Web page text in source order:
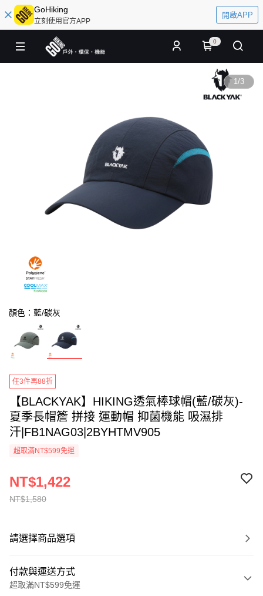
GoHiking
立刻使用官方APP
開啟APP
0
1/3
顏色：藍/碳灰
任3件再88折
【BLACKYAK】HIKING透氣棒球帽(藍/碳灰)-
夏季長帽簷 拼接 運動帽 抑菌機能 吸濕排
汗|FB1NAG03|2BYHTMV905
超取滿NT$599免運
NT$1,580
NT$1,422
請選擇商品選項
付款與運送方式
超取滿NT$599免運